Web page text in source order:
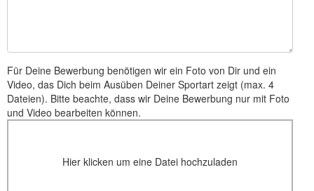
Für Deine Bewerbung benötigen wir ein Foto von Dir und ein
Video, das Dich beim Ausüben Deiner Sportart zeigt (max. 4
Dateien). Bitte beachte, dass wir Deine Bewerbung nur mit Foto
und Video bearbeiten können.
Hier klicken um eine Datei hochzuladen